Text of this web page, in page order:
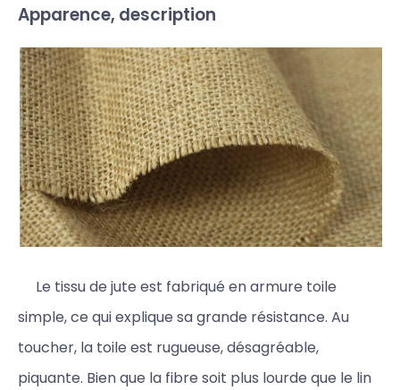
Apparence, description
Le tissu de jute est fabriqué en armure toile
simple, ce qui explique sa grande résistance. Au
toucher, la toile est rugueuse, désagréable,
piquante. Bien que la fibre soit plus lourde que le lin